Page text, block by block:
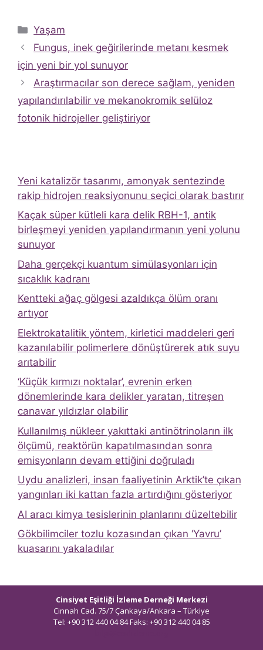
Kategoriler
Yaşam
Fungus, inek geğirilerinde metanı kesmek
için yeni bir yol sunuyor
Araştırmacılar son derece sağlam, yeniden
yapılandırılabilir ve mekanokromik selüloz
fotonik hidrojeller geliştiriyor
Yeni katalizör tasarımı, amonyak sentezinde
rakip hidrojen reaksiyonunu seçici olarak bastırır
Kaçak süper kütleli kara delik RBH-1, antik
birleşmeyi yeniden yapılandırmanın yeni yolunu
sunuyor
Daha gerçekçi kuantum simülasyonları için
sıcaklık kadranı
Kentteki ağaç gölgesi azaldıkça ölüm oranı
artıyor
Elektrokatalitik yöntem, kirletici maddeleri geri
kazanılabilir polimerlere dönüştürerek atık suyu
arıtabilir
‘Küçük kırmızı noktalar’, evrenin erken
dönemlerinde kara delikler yaratan, titreşen
canavar yıldızlar olabilir
Kullanılmış nükleer yakıttaki antinötrinoların ilk
ölçümü, reaktörün kapatılmasından sonra
emisyonların devam ettiğini doğruladı
Uydu analizleri, insan faaliyetinin Arktik’te çıkan
yangınları iki kattan fazla artırdığını gösteriyor
AI aracı kimya tesislerinin planlarını düzeltebilir
Gökbilimciler tozlu kozasından çıkan ‘Yavru’
kuasarını yakaladılar
Cinsiyet Eşitliği İzleme Derneği Merkezi
Cinnah Cad. 75/7 Çankaya/Ankara – Türkiye
Tel: +90 312 440 04 84 Faks: +90 312 440 04 85